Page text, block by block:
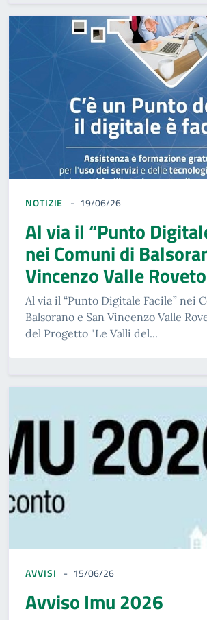
NOTIZIE 19/06/26
Al via il “Punto
nei Comuni di
Vincenzo Valle Roveto
Al via il “Punto Digitale Facile” nei
Balsorano e San Vincenzo Valle
del Progetto "Le Valli del...
AVVISI 15/06/26
Avviso Imu 2026